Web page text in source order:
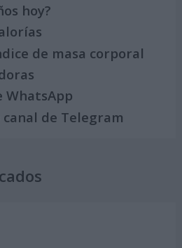
hoy?
de masa corporal
WhatsApp
de Telegram